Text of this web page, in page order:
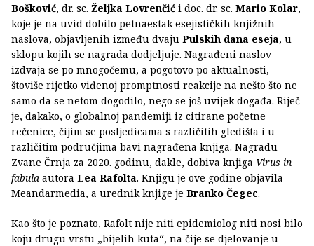
Bošković, dr. sc. Željka Lovrenčić i doc. dr. sc. Mario Kolar,
koje je na uvid dobilo petnaestak esejističkih knjižnih
naslova, objavljenih između dvaju Pulskih dana eseja, u
sklopu kojih se nagrada dodjeljuje. Nagrađeni naslov
izdvaja se po mnogočemu, a pogotovo po aktualnosti,
štoviše rijetko viđenoj promptnosti reakcije na nešto što ne
samo da se netom dogodilo, nego se još uvijek događa. Riječ
je, dakako, o globalnoj pandemiji iz citirane početne
rečenice, čijim se posljedicama s različitih gledišta i u
različitim područjima bavi nagrađena knjiga. Nagradu
Zvane Črnja za 2020. godinu, dakle, dobiva knjiga Virus in
fabula autora Lea Rafolta. Knjigu je ove godine objavila
Meandarmedia, a urednik knjige je Branko Čegec.
Kao što je poznato, Rafolt nije niti epidemiolog niti nosi bilo
koju drugu vrstu „bijelih kuta“, na čije se djelovanje u